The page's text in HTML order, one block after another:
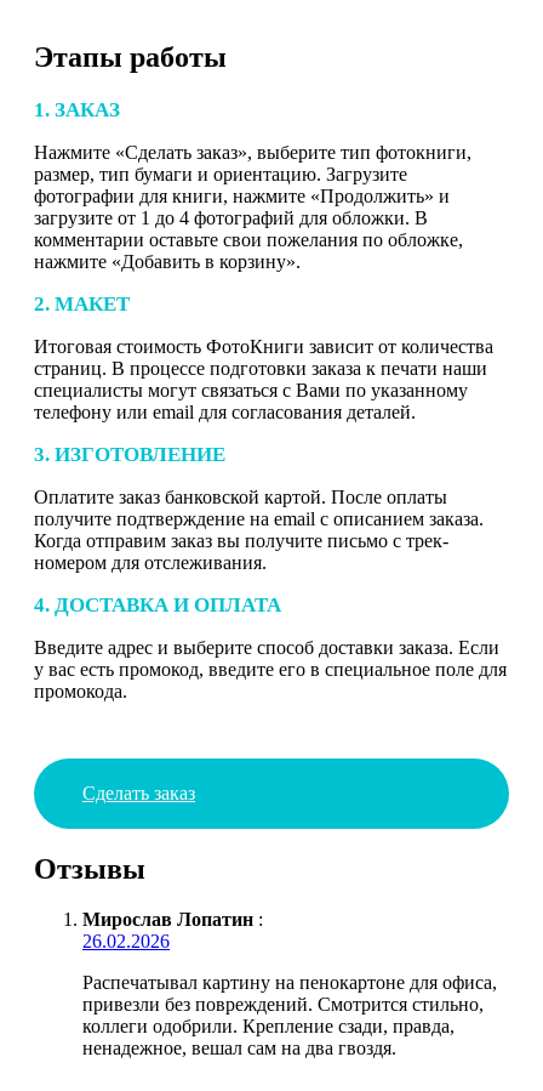
Этапы работы
1. ЗАКАЗ
Нажмите «Сделать заказ», выберите тип фотокниги,
размер, тип бумаги и ориентацию. Загрузите
фотографии для книги, нажмите «Продолжить» и
загрузите от 1 до 4 фотографий для обложки. В
комментарии оставьте свои пожелания по обложке,
нажмите «Добавить в корзину».
2. МАКЕТ
Итоговая стоимость ФотоКниги зависит от количества
страниц. В процессе подготовки заказа к печати наши
специалисты могут связаться с Вами по указанному
телефону или email для согласования деталей.
3. ИЗГОТОВЛЕНИЕ
Оплатите заказ банковской картой. После оплаты
получите подтверждение на email с описанием заказа.
Когда отправим заказ вы получите письмо с трек-
номером для отслеживания.
4. ДОСТАВКА И ОПЛАТА
Введите адрес и выберите способ доставки заказа. Если
у вас есть промокод, введите его в специальное поле для
промокода.
Сделать заказ
Отзывы
Мирослав Лопатин :
26.02.2026
Распечатывал картину на пенокартоне для офиса,
привезли без повреждений. Смотрится стильно,
коллеги одобрили. Крепление сзади, правда,
ненадежное, вешал сам на два гвоздя.